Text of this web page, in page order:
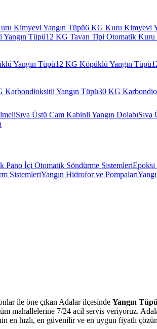
Kimyevi Yangın Tüpü6 KG Kuru Kimyevi
Tüpü12 KG Tavan Tipi Otomatik
Yangın Tüpü12 KG Köpüklü Yangın Tüpü
Karbondioksitli Yangın Tüpü30 KG
Sıva Üstü Cam Kabinli Yangın DolabıSıva
Pano İçi Otomatik Söndürme SistemleriEpoksi
SistemleriYangın Hidrofor ve Pompaları
ile öne çıkan Adalar ilçesinde Yangın
mahallelerine 7/24 acil servis veriyoruz.
hızlı, en güvenilir ve en uygun fiyatlı